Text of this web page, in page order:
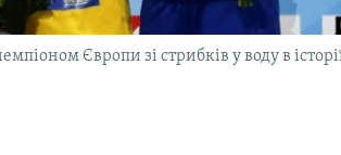
Європи зі стрибків у воду в